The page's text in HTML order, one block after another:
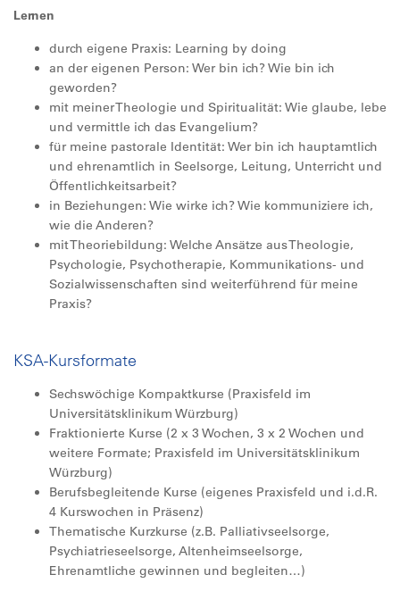
Lernen
durch eigene Praxis: Learning by doing
an der eigenen Person: Wer bin ich? Wie bin ich
geworden?
mit meiner Theologie und Spiritualität: Wie glaube, lebe
und vermittle ich das Evangelium?
für meine pastorale Identität: Wer bin ich hauptamtlich
und ehrenamtlich in Seelsorge, Leitung, Unterricht und
Öffentlichkeitsarbeit?
in Beziehungen: Wie wirke ich? Wie kommuniziere ich,
wie die Anderen?
mit Theoriebildung: Welche Ansätze aus Theologie,
Psychologie, Psychotherapie, Kommunikations- und
Sozialwissenschaften sind weiterführend für meine
Praxis?
KSA-Kursformate
Sechswöchige Kompaktkurse (Praxisfeld im
Universitätsklinikum Würzburg)
Fraktionierte Kurse (2 x 3 Wochen, 3 x 2 Wochen und
weitere Formate; Praxisfeld im Universitätsklinikum
Würzburg)
Berufsbegleitende Kurse (eigenes Praxisfeld und i.d.R.
4 Kurswochen in Präsenz)
Thematische Kurzkurse (z.B. Palliativseelsorge,
Psychiatrieseelsorge, Altenheimseelsorge,
Ehrenamtliche gewinnen und begleiten…)